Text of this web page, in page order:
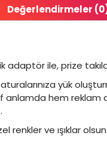
Değerlendirmeler
adaptör ile, prize
yük
anlamda hem reklam
renkler ve ışıklar